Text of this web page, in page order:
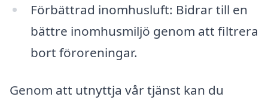
Förbättrad inomhusluft: Bidrar till en
bättre inomhusmiljö genom att filtrera
bort föroreningar.
Genom att utnyttja vår tjänst kan du